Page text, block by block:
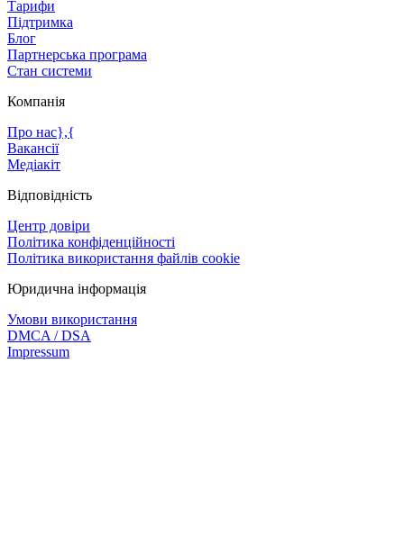
Тарифи
Підтримка
Блог
Партнерська програма
Стан системи
Компанія
Про нас},{
Вакансії
Медіакіт
Відповідність
Центр довіри
Політика конфіденційності
Політика використання файлів cookie
Юридична інформація
Умови використання
DMCA / DSA
Impressum